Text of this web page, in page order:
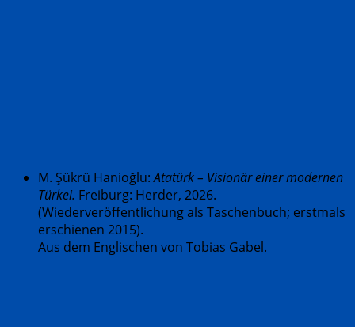
M. Şükrü Hanioğlu:Atatürk – Visionär einer modernen
Türkei. Freiburg: Herder, 2026.
(Wiederveröffentlichung als Taschenbuch; erstmals
erschienen 2015).
Aus dem Englischen von Tobias Gabel.